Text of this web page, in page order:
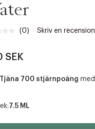
Inget
till
(0) Skriv en recension
SEK
Tjäna 700 stjärnpoäng med
7.5 ML